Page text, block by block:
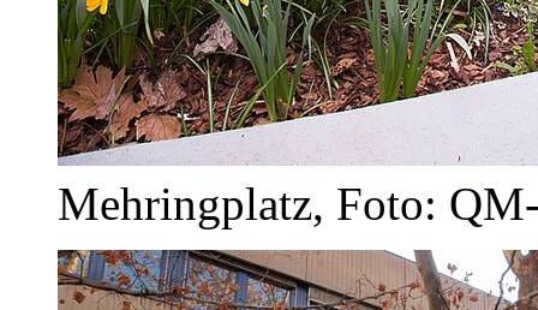
Mehringplatz, Foto: